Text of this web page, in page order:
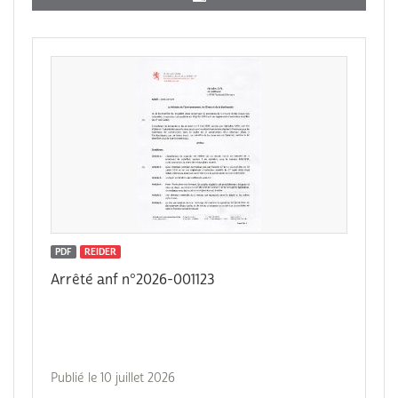
PDF REIDER
Arrêté anf n°2026-001123
Publié le 10 juillet 2026